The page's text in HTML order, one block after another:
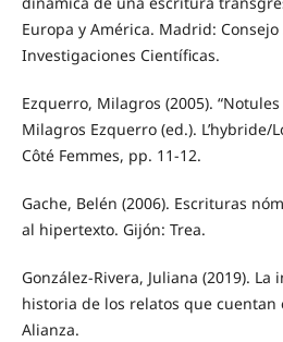
Europa y América. Madrid:
Investigaciones Científicas.
Ezquerro, Milagros (2005). “Notules
Milagros Ezquerro (ed.).
Côté Femmes, pp. 11-12.
Gache, Belén (2006). Escrituras
al hipertexto. Gijón: Trea.
González-Rivera, Juliana (2019). La
historia de los relatos que
Alianza.